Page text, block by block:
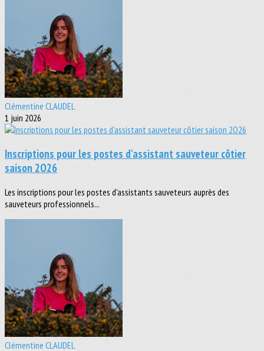
Clémentine CLAUDEL
1 juin 2026
Inscriptions pour les postes d'assistant sauveteur côtier
saison 2O26
Les inscriptions pour les postes d'assistants sauveteurs auprès des
sauveteurs professionnels...
Clémentine CLAUDEL